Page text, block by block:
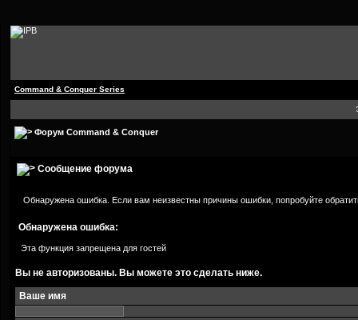
Command & Conquer Series
Форум Command & Conquer
Сообщение форума
Обнаружена ошибка. Если вам неизвестны причины ошибки, попробуйте
Обнаружена ошибка:
Эта функция запрещена для гостей
Вы не авторизованы. Вы можете это сделать ниже.
Ваше имя